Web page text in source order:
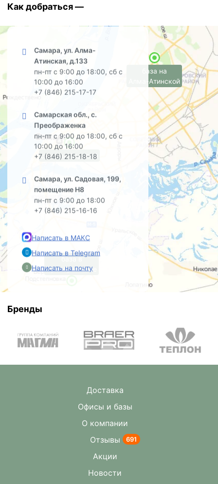
Как добраться —
Самара, ул. Алма-
Атинская, д.133
пн-пт с 9:00 до 18:00, сб с
10:00 до 16:00
+7 (846) 215-17-17
Самарская обл., с.
Преображенка
пн-пт с 9:00 до 18:00, сб с
10:00 до 16:00
+7 (846) 215-18-18
Самара, ул. Садовая, 199,
помещение Н8
пн-пт с 9:00 до 18:00
+7 (846) 215-16-16
Написать в МАКС
Написать в Telegram
Написать на почту
офис на Садовой
база в
Преображенке
база на
Алма-Атинской
Бренды
Доставка
Офисы и базы
О компании
Отзывы
691
Акции
Новости